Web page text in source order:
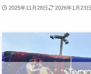
2025年11月28日 2026年1月23日